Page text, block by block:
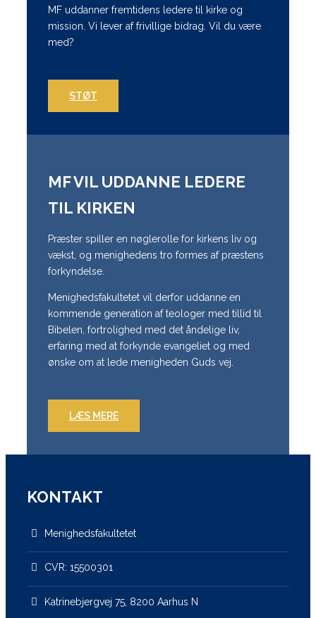
MF uddanner fremtidens ledere til kirke og
mission. Vi lever af frivillige bidrag. Vil du være
med?
STØT
MF VIL UDDANNE LEDERE
TIL KIRKEN
Præster spiller en nøglerolle for kirkens liv og
vækst, og menighedens tro formes af præstens
forkyndelse.
Menighedsfakultetet vil derfor uddanne en
kommende generation af teologer med tillid til
Bibelen, fortrolighed med det åndelige liv,
erfaring med at forkynde evangeliet og med
ønske om at lede menigheden Guds vej.
LÆS MERE
KONTAKT
Menighedsfakultetet
CVR: 15500301
Katrinebjergvej 75, 8200 Aarhus N